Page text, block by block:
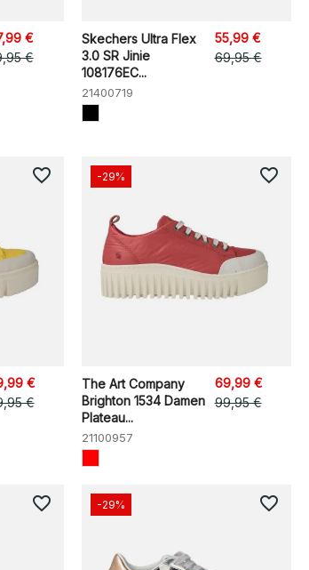
€
€
Skechers Ultra Flex
3.0 SR Jinie
108176EC...
21400719
55,99 €
69,95 €
€
€
favorite_border
The Art Company
Brighton 1534 Damen
Plateau...
21100957
69,99 €
99,95 €
-29% favorite_border
favorite_border -29% favorite_border